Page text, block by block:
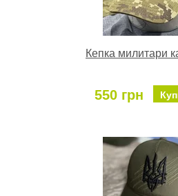
Кепка милитари
550 грн